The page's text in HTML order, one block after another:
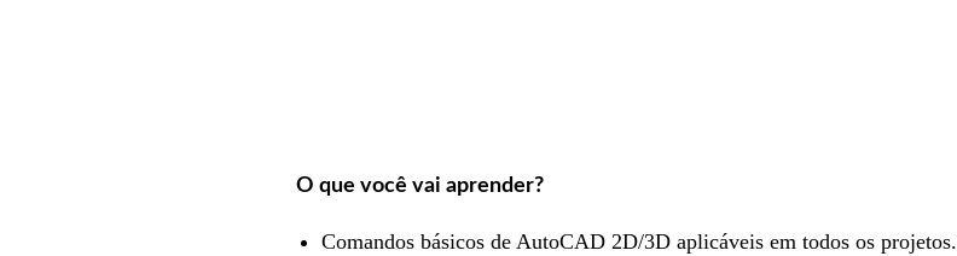
O que você vai aprender?
Comandos básicos de AutoCAD 2D/3D aplicáveis em todos os projetos.